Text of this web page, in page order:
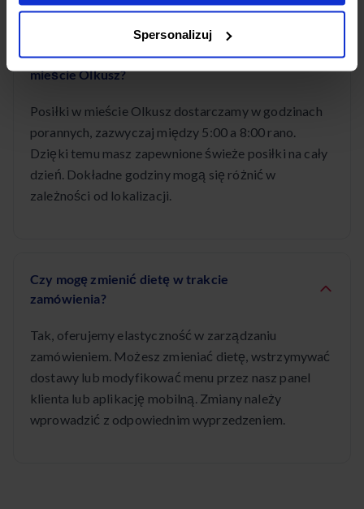
Spersonalizuj
O której godzinie dostarczacie posiłki w
mieście Olkusz?
Posiłki w mieście Olkusz dostarczamy w godzinach
porannych, zazwyczaj między 5:00 a 8:00 rano.
Dzięki temu masz zapewnione świeże posiłki na cały
dzień. Dokładne godziny mogą się różnić w
zależności od lokalizacji.
Czy mogę zmienić dietę w trakcie
zamówienia?
Tak, oferujemy elastyczność w zarządzaniu
zamówieniem. Możesz zmieniać dietę, wstrzymywać
dostawy lub modyfikować menu przez nasz panel
klienta lub aplikację mobilną. Zmiany należy
wprowadzić z odpowiednim wyprzedzeniem.